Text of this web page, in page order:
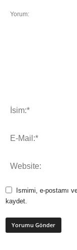
Ismimi, e-postamı
kaydet.